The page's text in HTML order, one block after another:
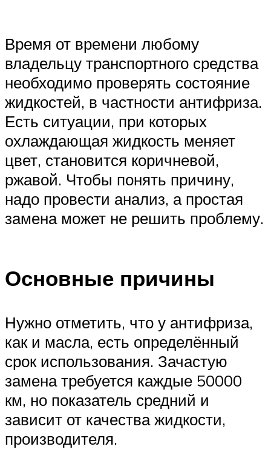
Время от времени любому
владельцу транспортного средства
необходимо проверять состояние
жидкостей, в частности антифриза.
Есть ситуации, при которых
охлаждающая жидкость меняет
цвет, становится коричневой,
ржавой. Чтобы понять причину,
надо провести анализ, а простая
замена может не решить проблему.
Основные причины
Нужно отметить, что у антифриза,
как и масла, есть определённый
срок использования. Зачастую
замена требуется каждые 50000
км, но показатель средний и
зависит от качества жидкости,
производителя.